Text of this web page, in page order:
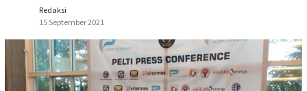
Redaksi
15 September 2021